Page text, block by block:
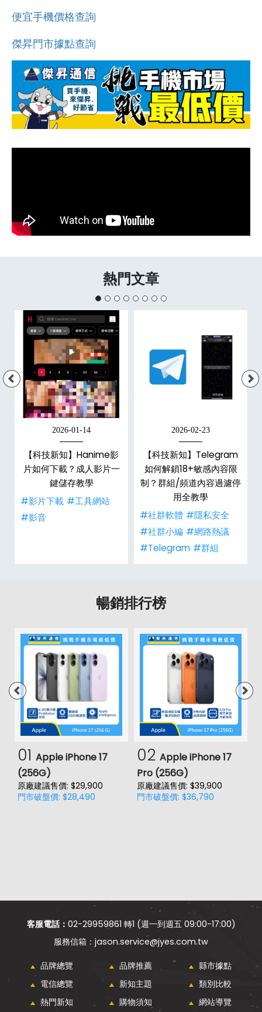
便宜手機價格查詢
傑昇門市據點查詢
熱門文章
2026-01-14
【科技新知】Hanime影
片如何下載？成人影片一
鍵儲存教學
#影片下載 #工具網站
#影音
2026-02-23
【科技新知】Telegram
如何解鎖18+敏感內容限
制？群組/頻道內容過濾停
用全教學
#社群軟體 #隱私安全
#社群小編 #網路熱議
#Telegram #群組
暢銷排行榜
01 Apple iPhone 17
(256G)
原廠建議售價: $29,900
門市破盤價: $28,490
02 Apple iPhone 17
Pro (256G)
原廠建議售價: $39,900
門市破盤價: $36,790
客服電話： 02-29959861 轉1 (週一到週五 09:00-17:00)
jason.service@jyes.com.tw
品牌總覽 品牌推薦
縣市據點
電信總覽
新知主題
類別比較
熱門新知
購物須知 網站導覽